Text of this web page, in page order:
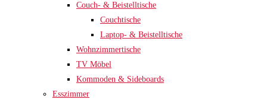
Couch- & Beistelltische
Couchtische
Laptop- & Beistelltische
Wohnzimmertische
TV Möbel
Kommoden & Sideboards
Esszimmer